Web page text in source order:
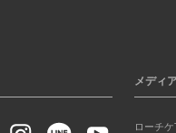
メディ
ローチ